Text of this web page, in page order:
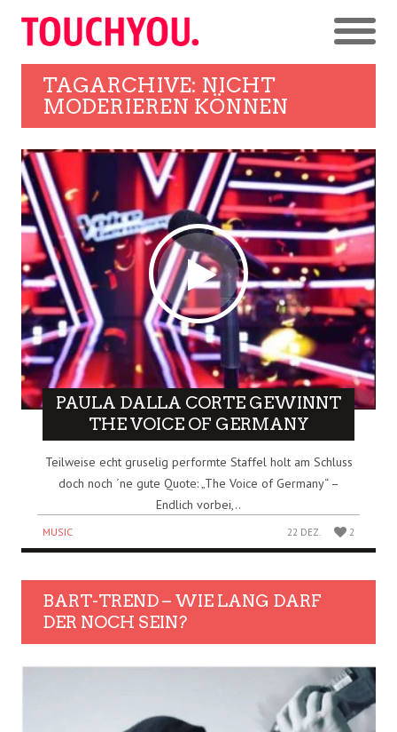
TAGARCHIVE: NICHT
MODERIEREN KÖNNEN
PAULA DALLA CORTE GEWINNT
THE VOICE OF GERMANY
Teilweise echt gruselig performte Staffel holt am Schluss
doch noch ´ne gute Quote: „The Voice of Germany“ –
Endlich vorbei,..
MUSIC 22 DEZ. 2
BART-TREND – WIE LANG DARF
DER NOCH SEIN?